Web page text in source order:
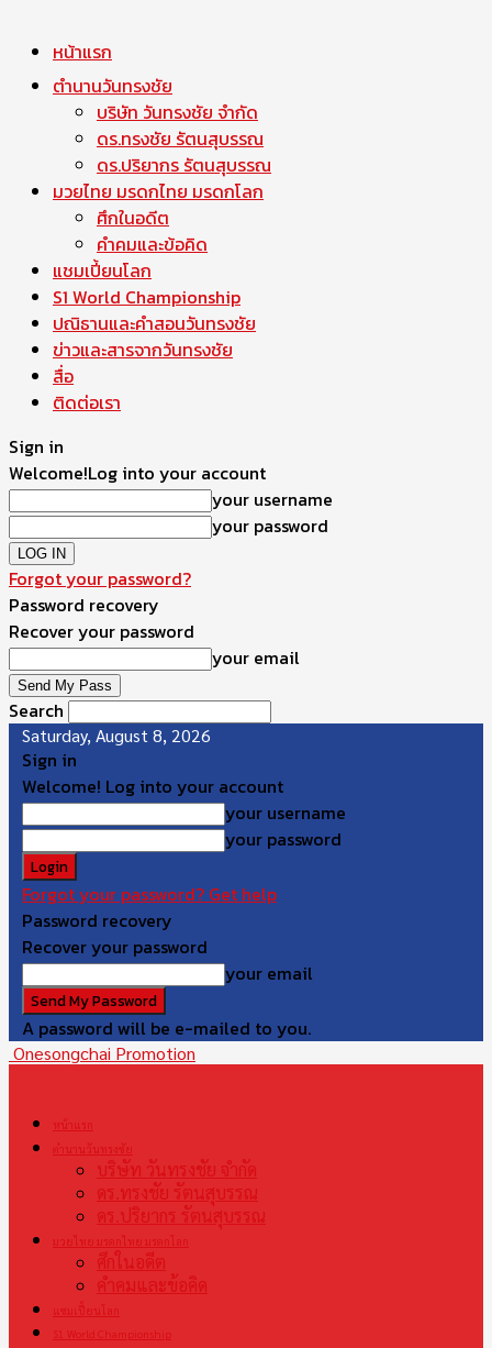
หน้าแรก
ตำนานวันทรงชัย
บริษัท วันทรงชัย จำกัด
ดร.ทรงชัย รัตนสุบรรณ
ดร.ปริยากร รัตนสุบรรณ
มวยไทย มรดกไทย มรดกโลก
ศึกในอดีต
คำคมและข้อคิด
แชมเปี้ยนโลก
S1 World Championship
ปณิธานและคำสอนวันทรงชัย
ข่าวและสารจากวันทรงชัย
สื่อ
ติดต่อเรา
Sign in
Welcome!Log into your account
your username
your password
Forgot your password?
Password recovery
Recover your password
your email
Search
Saturday, August 8, 2026
Sign in
Welcome! Log into your account
your username
your password
Forgot your password? Get help
Password recovery
Recover your password
your email
A password will be e-mailed to you.
Onesongchai Promotion
หน้าแรก
ตำนานวันทรงชัย
บริษัท วันทรงชัย จำกัด
ดร.ทรงชัย รัตนสุบรรณ
ดร.ปริยากร รัตนสุบรรณ
มวยไทย มรดกไทย มรดกโลก
ศึกในอดีต
คำคมและข้อคิด
แชมเปี้ยนโลก
S1 World Championship